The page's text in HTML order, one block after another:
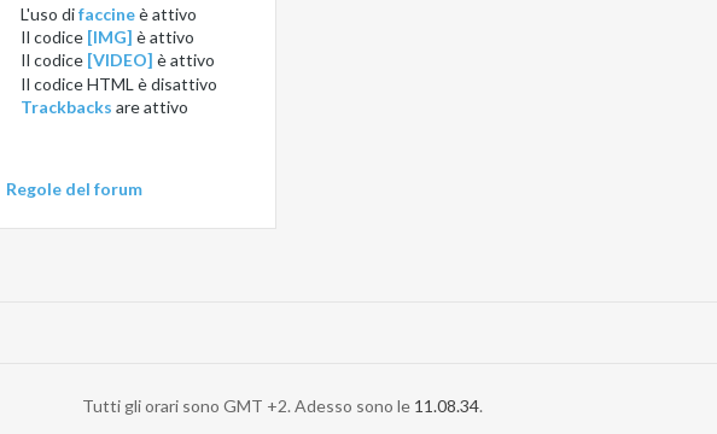
L'uso difaccineèattivo
Il codice [IMG] èattivo
Il codice [VIDEO] èattivo
Il codice HTML èdisattivo
Trackbacks areattivo
Regole del forum
Tutti gli orari sono GMT +2. Adesso sono le 11.08.34.